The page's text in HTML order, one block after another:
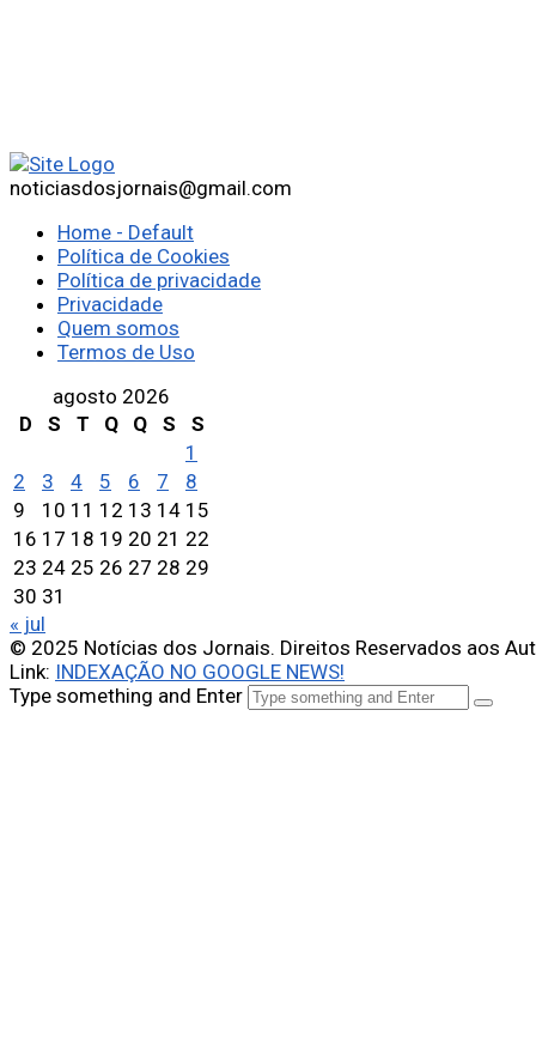
noticiasdosjornais@gmail.com
Home - Default
Política de Cookies
Política de privacidade
Privacidade
Quem somos
Termos de Uso
agosto 2026
D
S T Q Q S
S
1
2
3 4 5 6 7
8
9
10 11 12 13 14 15
16 17 18 19 20 21 22
23 24 25 26 27 28 29
30 31
« jul
© 2025 Notícias dos Jornais. Direitos Reservados aos
Link: INDEXAÇÃO NO GOOGLE NEWS!
Type something and Enter